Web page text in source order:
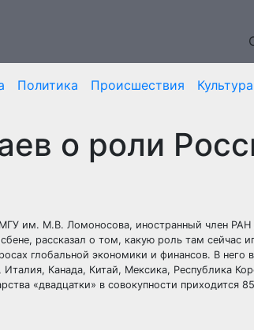
Политика Происшествия Культура
о роли
им. М.В. Ломоносова, иностранный член
рассказал о том, какую роль там
глобальной экономики и финансов. В него
Италия, Канада, Китай, Мексика, Республика
«двадцатки» в совокупности приходится